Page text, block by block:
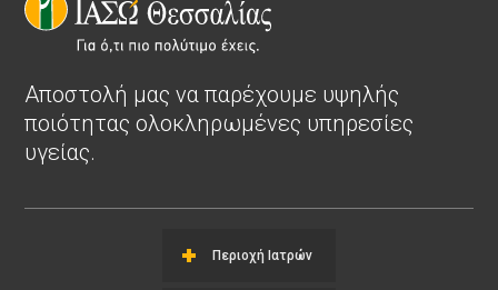
Αποστολή μας να παρέχουμε υψηλής
ποιότητας ολοκληρωμένες υπηρεσίες
υγείας.
Περιοχή Ιατρών